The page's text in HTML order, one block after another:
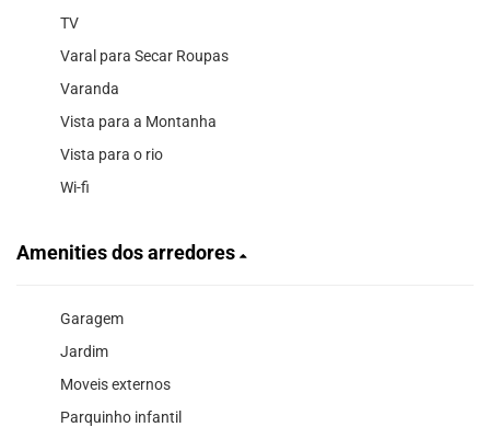
TV
Varal para Secar Roupas
Varanda
Vista para a Montanha
Vista para o rio
Wi-fi
Amenities dos arredores
Garagem
Jardim
Moveis externos
Parquinho infantil